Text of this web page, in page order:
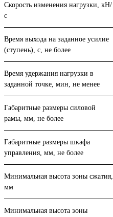
Скорость изменения нагрузки, кН/
с
Время выхода на заданное усилие
(ступень), с, не более
Время удержания нагрузки в
заданной точке, мин, не менее
Габаритные размеры силовой
рамы, мм, не более
Габаритные размеры шкафа
управления, мм, не более
Минимальная высота зоны сжатия,
мм
Минимальная высота зоны